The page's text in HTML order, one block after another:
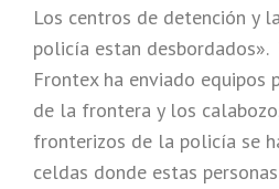
Los centros de detención y
policía estan
Frontex ha enviado equipos
de la frontera y los
fronterizos de la policía se
celdas donde estas